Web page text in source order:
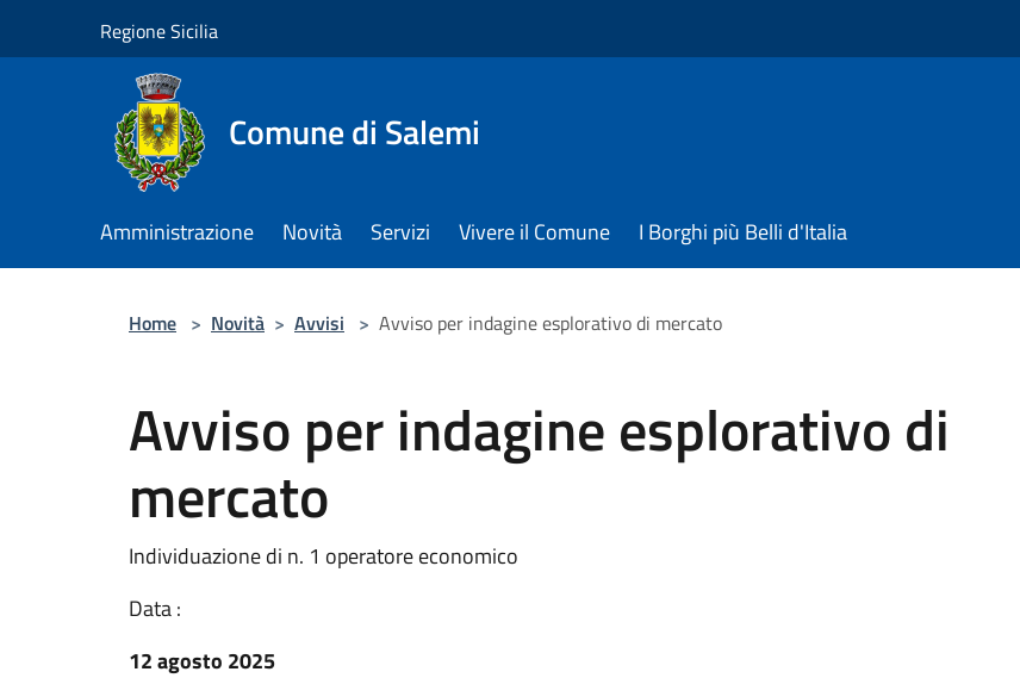
Regione Sicilia
Comune di Salemi
Amministrazione Novità Servizi Vivere il Comune I Borghi più Belli d'Italia
Home > Novità > Avvisi > Avviso per indagine esplorativo di mercato
Avviso per indagine esplorativo di
mercato
Individuazione di n. 1 operatore economico
Data :
12 agosto 2025